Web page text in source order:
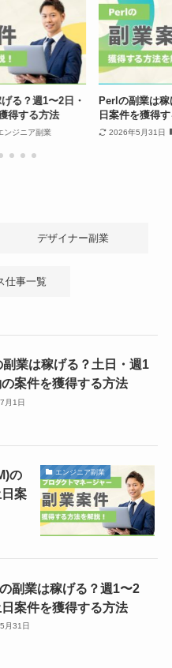
る？週1〜2日・
得する方法
ジニア副業
Perlの副業は稼
日案件を獲得す
2026年5月31日
デザイナー副業
仕事一覧
副業は稼げる？土日・週1
の案件を獲得する方法
月1日
エンジニア副業
の
案
副業は稼げる？週1〜2
日案件を獲得する方法
月31日